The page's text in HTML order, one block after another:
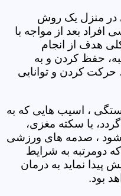
در منزل یک روش
بعد از مواجه با
هدف از انجام
حفظ کردن و به
حرکت کردن و توانایی
، اسیب هایی که به
یا سکته مغزی،
شود ، صدمه های ورزشی
دومرتبه به شرایط
پیدا نماید به درمان
بود.